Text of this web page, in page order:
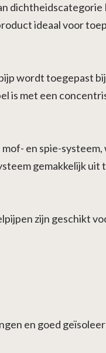
ideaal voor
wordt toegepast
is met een
mof- en spie-
gemakkelijk
zijn geschikt
en goed